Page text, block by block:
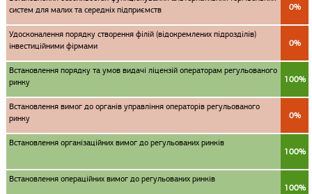
систем для малих та середніх підприємств
0%
Удосконалення порядку створення філій (відокремлених підрозділів)
інвестиційними фірмами
0%
Встановлення порядку та умов видачі ліцензій операторам регульованого
ринку
100%
Встановлення вимог до органів управління операторів регульованого
ринку
0%
Встановлення організаційних вимог до регульованих ринків
100%
Встановлення операційних вимог до регульованих ринків
100%